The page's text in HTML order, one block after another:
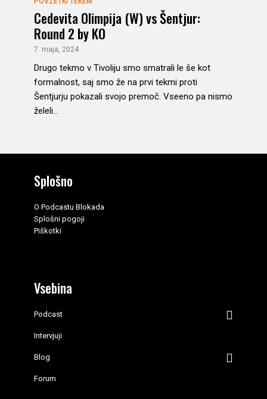
Cedevita Olimpija (W) vs Šentjur:
Round 2 by KO
7. maja, 2024
Drugo tekmo v Tivoliju smo smatrali le še kot
formalnost, saj smo že na prvi tekmi proti
Šentjurju pokazali svojo premoč. Vseeno pa nismo
želeli...
Splošno
O Podcastu Blokada
Splošni pogoji
Piškotki
Vsebina
Podcast
Intervjuji
Blog
Forum